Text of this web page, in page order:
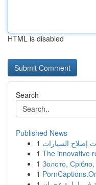
HTML is disabled
Search
Published News
1
1 The innovative
1 Золото,
1